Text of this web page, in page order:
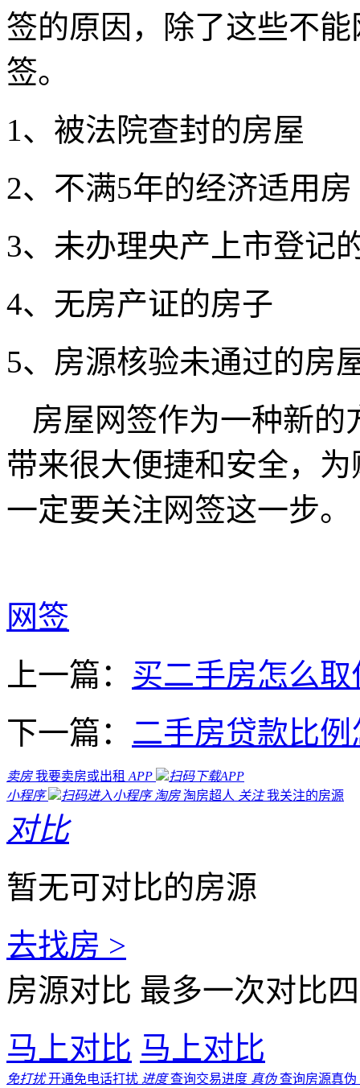
签的原因，除了这些不
签。
1、被法院查封的房屋
2、不满5年的经济适用房
3、未办理央产上市登记
4、无房产证的房子
5、房源核验未通过的房
房屋网签作为一种新
带来很大便捷和安全，
一定要关注网签这一步。
网签
上一篇： 买二手房怎么
下一篇： 二手房贷款比
卖房 我要卖房或出租 APP
扫码下载APP
小程序
扫码进入小程序 淘房 淘房超人 关注 我关注的房源
对比
暂无可对比的房源
去找房 >
房源对比 最多一次对比
马上对比 马上对比
免打扰 开通免电话打扰 进度 查询交易进度 真伪 查询房源真伪